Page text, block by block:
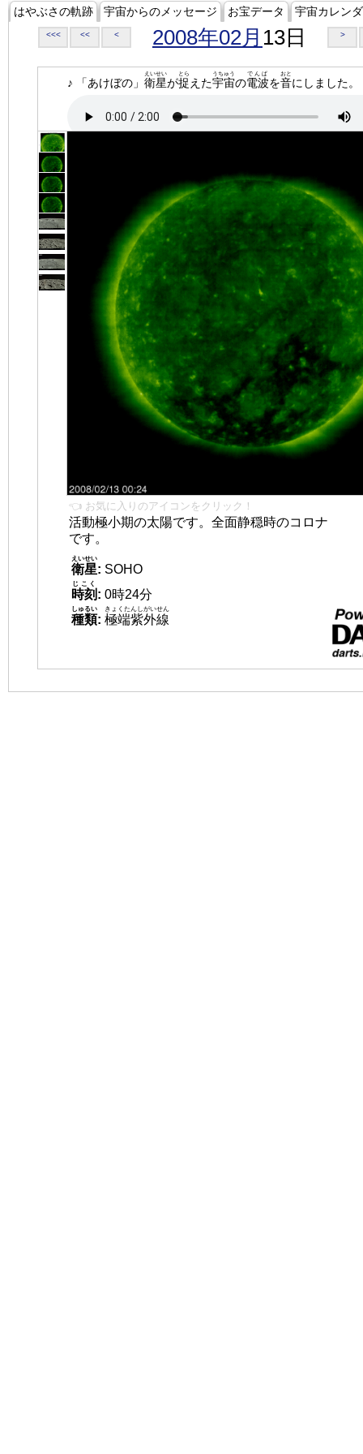
はやぶさの軌跡 宇宙からのメッセージ お宝データ 宇宙カレン
<<< << < 2008年02月 13日 >
♪ 「あけぼの」 衛星
えいせい
が捉
とら
えた宇宙
うちゅう
の電波
でんぱ
を音
おと
にしました。
👈 お気に入りのアイコンをクリック！
活動極小期の太陽です。全面静穏時のコロナ
です。
衛星
えいせい
: SOHO
時刻
じこく
: 0時24分
種類
しゅるい
: 極端紫外線
きょくたんしがいせん